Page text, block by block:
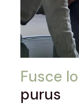
Fusce
purus